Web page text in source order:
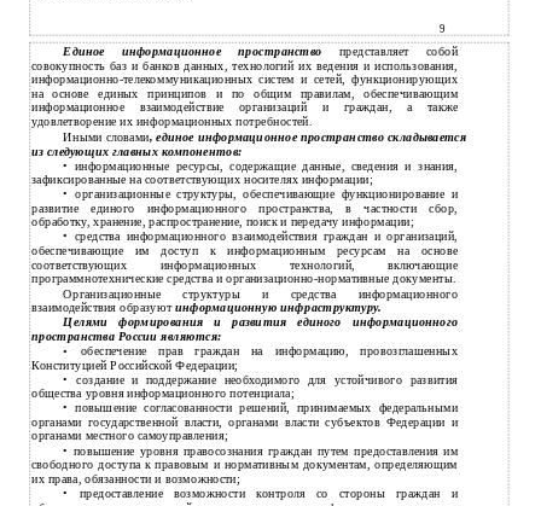
9
Единое информационное пространство представляет собой
совокупность баз и банков данных, технологий их ведения и использования,
информационно-телекоммуникационных систем и сетей, функционирующих
на основе единых принципов и по общим правилам, обеспечивающим
информационное взаимодействие организаций и граждан, а также
удовлетворение их информационных потребностей.
Иными словами, единое информационное пространство складывается
из следующих главных компонентов:
•
информационные ресурсы, содержащие данные, сведения и знания,
зафиксированные на соответствующих носителях информации;
• организационные структуры, обеспечивающие функционирование и
развитие единого информационного пространства, в частности сбор,
обработку, хранение, распространение, поиск и передачу информации;
• средства информационного взаимодействия граждан и организаций,
обеспечивающие им доступ к информационным ресурсам на основе
соответствующих информационных технологий, включающие
программнотехнические средства иорганизационно-нормативные документы.
Организационные структуры и средства информационного
взаимодействия образуютинформационную инфраструктуру.
Целями формирования и развития единого информационного
пространства России являются:
• обеспечение прав граждан на информацию, провозглашенных
Конституцией Российской Федерации;
• создание и поддержание необходимого для устойчивого развития
общества уровня информационного потенциала;
•
повышение согласованности решений, принимаемых федеральными
органами государственной власти, органами власти субъектов Федерации и
органами местного самоуправления;
• повышение уровня правосознания граждан путем предоставления им
свободного доступа к правовым и нормативным документам, определяющим
их права, обязанности и возможности;
• предоставление возможности контроля со стороны граждан и